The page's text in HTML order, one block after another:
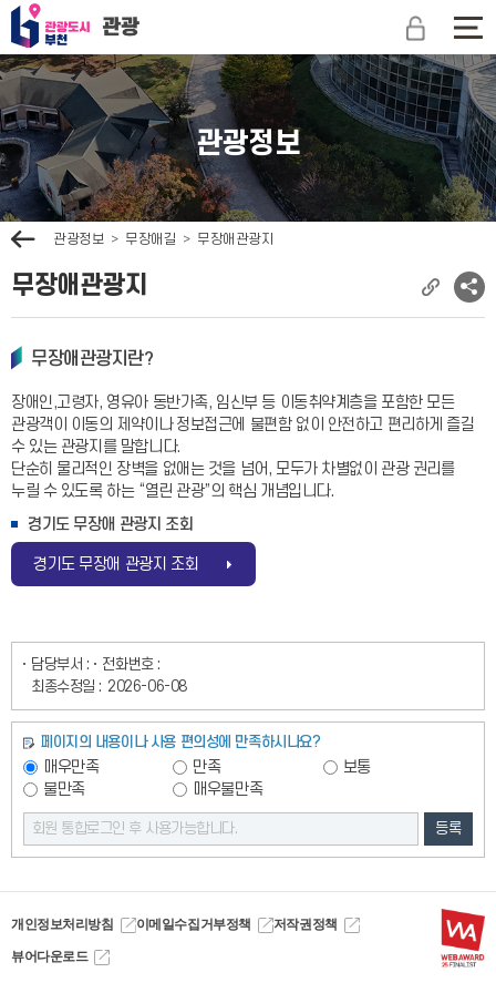
관
광
도
시
부
천
문
광
관
광
전
체
메
뉴
보
기
관광정보
이
관광정보 무장애길 무장애관광지
무장애관광지
현
재
주
소
사
소
셜
공
무장애관광지란?
장애인,고령자, 영유아 동반가족, 임신부 등 이동취약계층을 포함한 모든
관광객이 이동의 제약이나 정보접근에 불편함 없이 안전하고 편리하게 즐길
수 있는 관광지를 말합니다.
단순히 물리적인 장벽을 없애는 것을 넘어, 모두가 차별없이 관광 권리를
누릴 수 있도록 하는 “열린 관광”의 핵심 개념입니다.
경기도 무장애 관광지 조회
경기도 무장애 관광지 조회
담당부서 :
전화번호 :
최종수정일 : 2026-06-08
페이지의 내용이나 사용 편의성에 만족하시나요?
매우만족 만족
보통
불만족
매우불만족
등록
개인정보처리방침 이메일수집거부정책 저작권정책
뷰어다운로드